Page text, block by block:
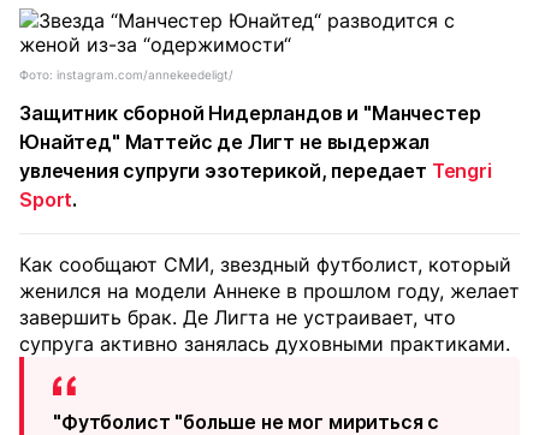
Фото: instagram.com/annekeedeligt/
Защитник сборной Нидерландов и "Манчестер
Юнайтед" Маттейс де Лигт не выдержал
увлечения супруги эзотерикой, передает Tengri
Sport.
Как сообщают СМИ, звездный футболист, который
женился на модели Аннеке в прошлом году, желает
завершить брак. Де Лигта не устраивает, что
супруга активно занялась духовными практиками.
"Футболист "больше не мог мириться с